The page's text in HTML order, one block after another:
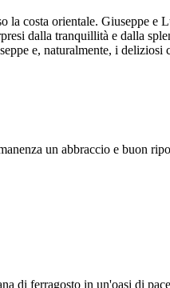
costa orientale. Giuseppe e
dalla tranquillità e dalla
e, naturalmente, i deliziosi
un abbraccio e buon
di ferragosto in un'oasi di